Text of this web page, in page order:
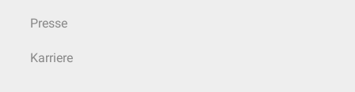
Presse
Karriere